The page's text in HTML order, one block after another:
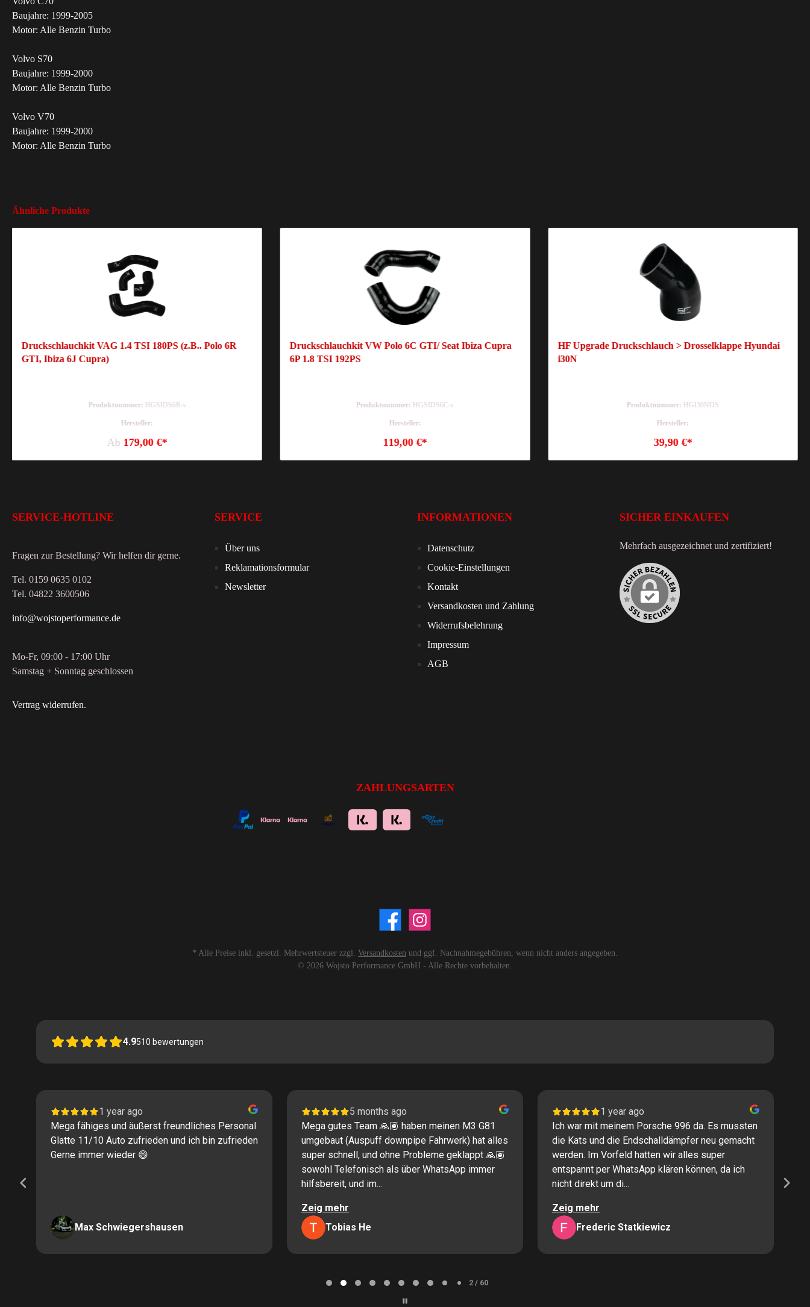
Baujahre: 1999-2005
Motor: Alle Benzin Turbo
Volvo S70
Baujahre: 1999-2000
Motor: Alle Benzin Turbo
Volvo V70
Baujahre: 1999-2000
Motor: Alle Benzin Turbo
Ähnliche Produkte
Druckschlauchkit VAG 1.4 TSI 180PS (z.B.. Polo 6R
GTI, Ibiza 6J Cupra)
Produktnummer: HGSIDS6R-s
Hersteller:
Ab 179,00 €*
Druckschlauchkit VW Polo 6C GTI/ Seat Ibiza Cupra
6P 1.8 TSI 192PS
Produktnummer: HGSIDS6C-s
Hersteller:
119,00 €*
HF Upgrade Druckschlauch > Drosselklappe Hyundai
i30N
Produktnummer: HGI30NDS
Hersteller:
39,90 €*
SERVICE-HOTLINE
Fragen zur Bestellung? Wir helfen dir gerne.
Tel. 0159 0635 0102
Tel. 04822 3600506
info@wojstoperformance.de
Mo-Fr, 09:00 - 17:00 Uhr
Samstag + Sonntag geschlossen
Vertrag widerrufen.
SERVICE
Über uns
Reklamationsformular
Newsletter
INFORMATIONEN
Datenschutz
Cookie-Einstellungen
Kontakt
Versandkosten und Zahlung
Widerrufsbelehrung
Impressum
AGB
SICHER EINKAUFEN
Mehrfach ausgezeichnet und zertifiziert!
ZAHLUNGSARTEN
* Alle Preise inkl. gesetzl. Mehrwertsteuer zzgl. Versandkosten und ggf. Nachnahmegebühren, wenn nicht anders angegeben.
© 2026 Wojsto Performance GmbH - Alle Rechte vorbehalten.
4.9510 bewertungen
1 year ago
Mega fähiges und äußerst freundliches Personal
Glatte 11/10 Auto zufrieden und ich bin zufrieden
Gerne immer wieder 😄
Max Schwiegershausen
5 months ago
Mega gutes Team 🙏🏽 haben meinen M3 G81
umgebaut (Auspuff downpipe Fahrwerk) hat alles
super schnell, und ohne Probleme geklappt 🙏🏽
sowohl Telefonisch als über WhatsApp immer
hilfsbereit, und im...
Zeig mehr
Tobias He
1 year ago
Ich war mit meinem Porsche 996 da. Es mussten
die Kats und die Endschalldämpfer neu gemacht
werden. Im Vorfeld hatten wir alles super
entspannt per WhatsApp klären können, da ich
nicht direkt um di...
Zeig mehr
Frederic Statkiewicz
2 / 60